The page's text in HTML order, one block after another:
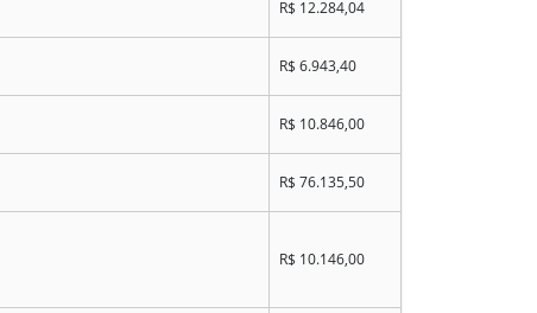
R$ 12.284,04
R$ 6.943,40
R$ 10.846,00
R$ 76.135,50
R$ 10.146,00